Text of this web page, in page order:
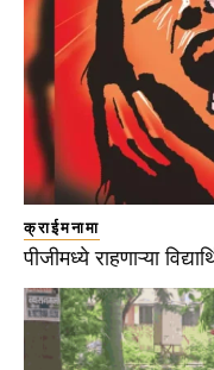
क्राईमनामा
पीजीमध्ये राहणाऱ्या